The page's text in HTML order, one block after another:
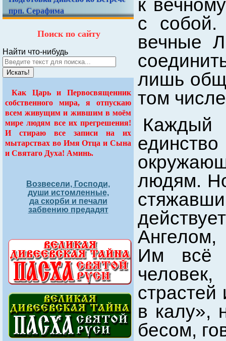
прп. Серафима
Поиск по сайту
Найти что-нибудь
Искать!
Как Царь и Первосвященник
собственного мира, я отпускаю
всем живущим и жившим в моём
мире людям все их прегрешения!
И стираю все записи на их
мытарствах во Имя Отца и Сына
и Святаго Духа! Аминь.
Возвесели, Господи,
души истомленные,
да скорби и печали
забвению предадят
к
с собой.
вечные
лишь
том
людям.
Им всё
в калу»,
бесом,